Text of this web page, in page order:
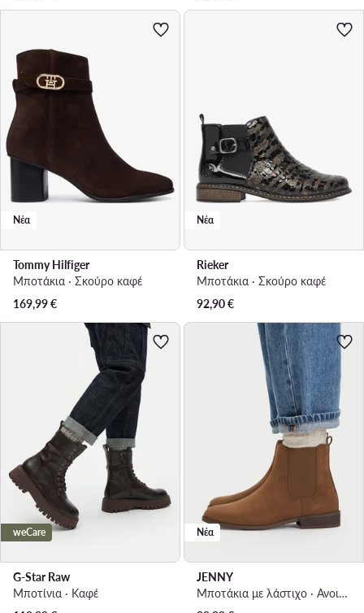
Νέα
Tommy Hilfiger
Μποτάκια · Σκούρο καφέ
169,99€
Νέα
Rieker
Μποτάκια · Σκούρο καφέ
92,90€
weCare
G-Star Raw
Μποτίνια · Καφέ
Νέα
JENNY
Μποτάκια με λάστιχο · Ανοιχτό καφέ